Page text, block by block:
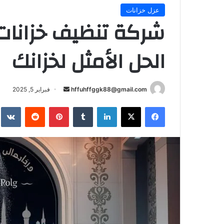
عزل خزانات
شركة تنظيف
الحل الأمثل لخزانك
hffuhffggk88@gmail.com
أرسل
إلكترونيا
فبراير 5, 2025
فيسبوك ‫X لينكدإن بينتيريست